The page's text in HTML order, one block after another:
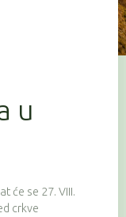
u
će se 27. VIII.
crkve